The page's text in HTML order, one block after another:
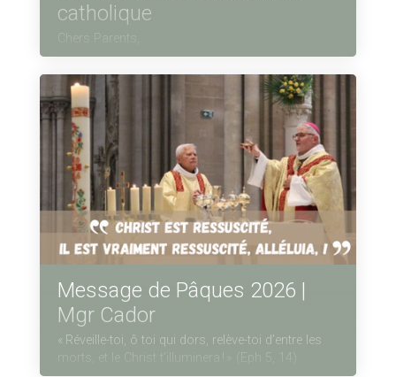
catholique
Chers Parents,
Message de Pâques 2026 |
Mgr Cador
« Réveille-toi, ô toi qui dors, relève-toi d’entre les
morts, et le Christ t’illuminera ! » (Eph 5, 14)